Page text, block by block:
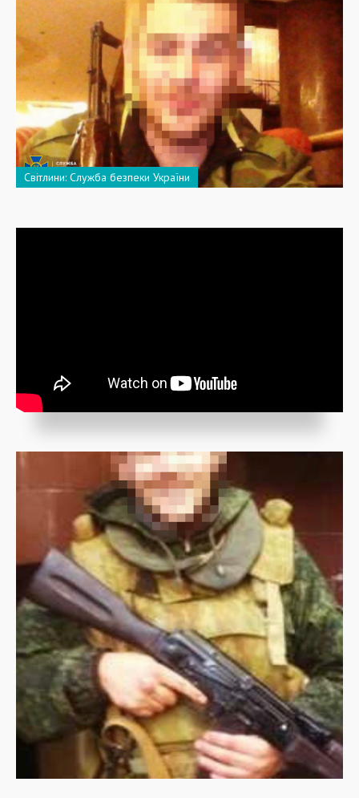
Світлини: Служба безпеки України